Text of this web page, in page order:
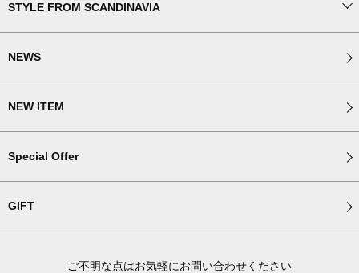
STYLE FROM SCANDINAVIA
NEWS
NEW ITEM
Special Offer
GIFT
ご不明な点はお気軽にお問い合わせください